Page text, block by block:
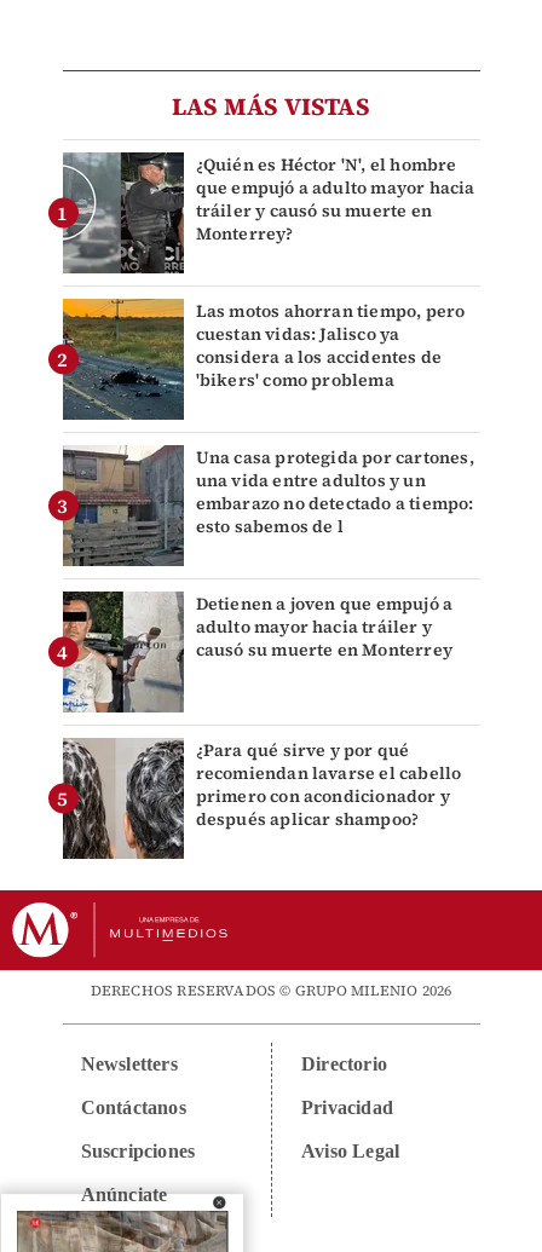
LAS MÁS VISTAS
¿Quién es Héctor 'N', el hombre
que empujó a adulto mayor hacia
tráiler y causó su muerte en
Monterrey?
Las motos ahorran tiempo, pero
cuestan vidas: Jalisco ya
considera a los accidentes de
'bikers' como problema
Una casa protegida por cartones,
una vida entre adultos y un
embarazo no detectado a tiempo:
esto sabemos de l
Detienen a joven que empujó a
adulto mayor hacia tráiler y
causó su muerte en Monterrey
¿Para qué sirve y por qué
recomiendan lavarse el cabello
primero con acondicionador y
después aplicar shampoo?
DERECHOS RESERVADOS © GRUPO MILENIO 2026
Newsletters
Contáctanos
Suscripciones
Anúnciate
Directorio
Privacidad
Aviso Legal